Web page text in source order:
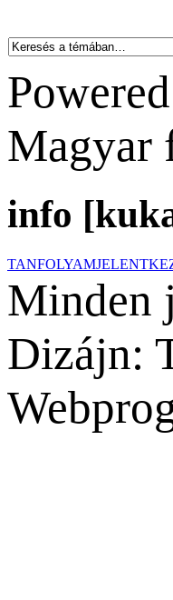
Magyar
info
TANFOLYAM
Minden
Dizájn: